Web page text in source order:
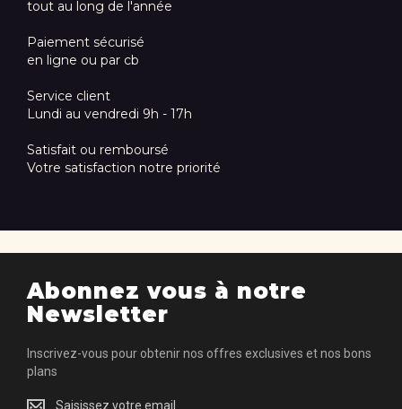
tout au long de l'année
Paiement sécurisé
en ligne ou par cb
Service client
Lundi au vendredi 9h - 17h
Satisfait ou remboursé
Votre satisfaction notre priorité
Abonnez vous à notre
Newsletter
Inscrivez-vous pour obtenir nos offres exclusives et nos bons
plans
Inscrivez-